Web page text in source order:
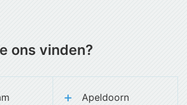
ons vinden?
Apeldoorn